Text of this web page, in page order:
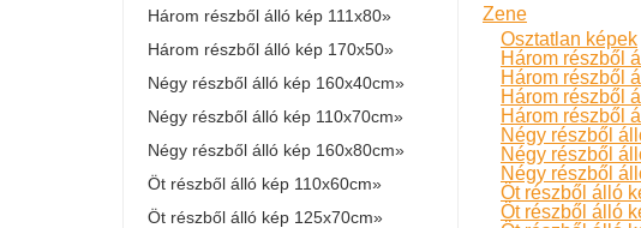
Három részből álló kép 111x80»
Három részből álló kép 170x50»
Négy részből álló kép 160x40cm»
Négy részből álló kép 110x70cm»
Négy részből álló kép 160x80cm»
Öt részből álló kép 110x60cm»
Öt részből álló kép 125x70cm»
Zene
Osztatlan képek
Három részből
Három részből
Három részből
Három részből
Négy részből
Négy részből
Négy részből
Öt részből álló
Öt részből álló